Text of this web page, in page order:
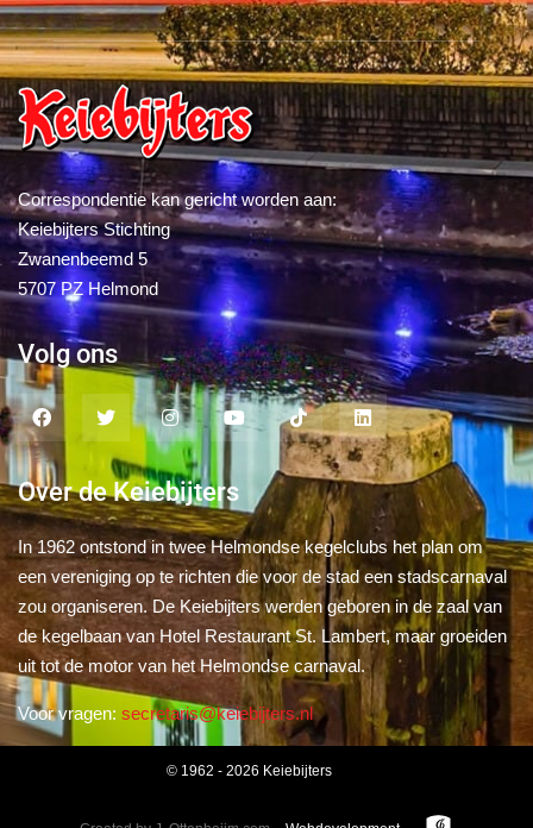
Correspondentie kan gericht worden aan:
Keiebijters Stichting
Zwanenbeemd 5
5707 PZ Helmond
Over de Keiebijters
In 1962 ontstond in twee Helmondse kegelclubs het plan om
een vereniging op te richten die voor de stad een stadscarnaval
zou organiseren. De Keiebijters werden geboren in de zaal van
de kegelbaan van Hotel Restaurant St. Lambert, maar groeiden
uit tot de motor van het Helmondse carnaval.
Voor vragen: secretaris@keiebijters.nl
Volg ons
© 1962 - 2026 Keiebijters